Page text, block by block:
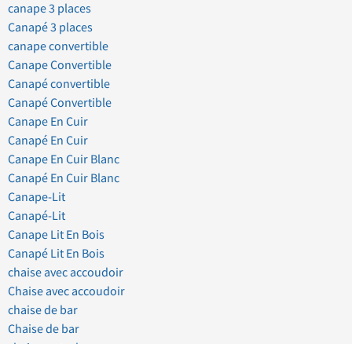
canape 3 places
Canapé 3 places
canape convertible
Canape Convertible
Canapé convertible
Canapé Convertible
Canape En Cuir
Canapé En Cuir
Canape En Cuir Blanc
Canapé En Cuir Blanc
Canape-Lit
Canapé-Lit
Canape Lit En Bois
Canapé Lit En Bois
chaise avec accoudoir
Chaise avec accoudoir
chaise de bar
Chaise de bar